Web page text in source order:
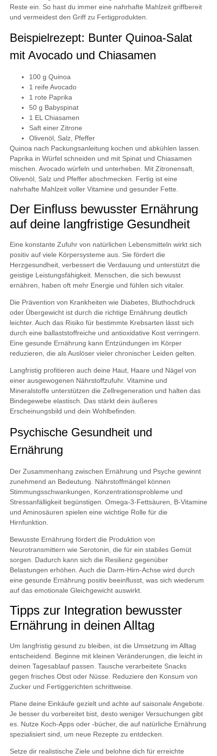
Reste ein. So hast du immer eine nahrhafte Mahlzeit griffbereit
und vermeidest den Griff zu Fertigprodukten.
Beispielrezept: Bunter Quinoa-Salat
mit Avocado und Chiasamen
100 g Quinoa
1 reife Avocado
1 rote Paprika
50 g Babyspinat
1 EL Chiasamen
Saft einer Zitrone
Olivenöl, Salz, Pfeffer
Quinoa nach Packungsanleitung kochen und abkühlen lassen.
Paprika in Würfel schneiden und mit Spinat und Chiasamen
mischen. Avocado würfeln und unterheben. Mit Zitronensaft,
Olivenöl, Salz und Pfeffer abschmecken. Fertig ist eine
nahrhafte Mahlzeit voller Vitamine und gesunder Fette.
Der Einfluss bewusster Ernährung
auf deine langfristige Gesundheit
Eine konstante Zufuhr von natürlichen Lebensmitteln wirkt sich
positiv auf viele Körpersysteme aus. Sie fördert die
Herzgesundheit, verbessert die Verdauung und unterstützt die
geistige Leistungsfähigkeit. Menschen, die sich bewusst
ernähren, haben oft mehr Energie und fühlen sich vitaler.
Die Prävention von Krankheiten wie Diabetes, Bluthochdruck
oder Übergewicht ist durch die richtige Ernährung deutlich
leichter. Auch das Risiko für bestimmte Krebsarten lässt sich
durch eine ballaststoffreiche und antioxidative Kost verringern.
Eine gesunde Ernährung kann Entzündungen im Körper
reduzieren, die als Auslöser vieler chronischer Leiden gelten.
Langfristig profitieren auch deine Haut, Haare und Nägel von
einer ausgewogenen Nährstoffzufuhr. Vitamine und
Mineralstoffe unterstützen die Zellregeneration und halten das
Bindegewebe elastisch. Das stärkt dein äußeres
Erscheinungsbild und dein Wohlbefinden.
Psychische Gesundheit und
Ernährung
Der Zusammenhang zwischen Ernährung und Psyche gewinnt
zunehmend an Bedeutung. Nährstoffmängel können
Stimmungsschwankungen, Konzentrationsprobleme und
Stressanfälligkeit begünstigen. Omega-3-Fettsäuren, B-Vitamine
und Aminosäuren spielen eine wichtige Rolle für die
Hirnfunktion.
Bewusste Ernährung fördert die Produktion von
Neurotransmittern wie Serotonin, die für ein stabiles Gemüt
sorgen. Dadurch kann sich die Resilienz gegenüber
Belastungen erhöhen. Auch die Darm-Hirn-Achse wird durch
eine gesunde Ernährung positiv beeinflusst, was sich wiederum
auf das emotionale Gleichgewicht auswirkt.
Tipps zur Integration bewusster
Ernährung in deinen Alltag
Um langfristig gesund zu bleiben, ist die Umsetzung im Alltag
entscheidend. Beginne mit kleinen Veränderungen, die leicht in
deinen Tagesablauf passen. Tausche verarbeitete Snacks
gegen frisches Obst oder Nüsse. Reduziere den Konsum von
Zucker und Fertiggerichten schrittweise.
Plane deine Einkäufe gezielt und achte auf saisonale Angebote.
Je besser du vorbereitet bist, desto weniger Versuchungen gibt
es. Nutze Koch-Apps oder -bücher, die auf natürliche Ernährung
spezialisiert sind, um neue Rezepte zu entdecken.
Setze dir realistische Ziele und belohne dich für erreichte